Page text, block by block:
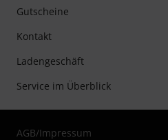
Gutscheine
Kontakt
Ladengeschäft
Service im Überblick
AGB/Impressum